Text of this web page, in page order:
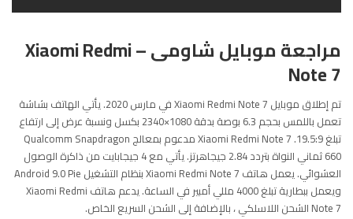
مراجعة موبايل شاومى – Xiaomi Redmi
Note 7
تم إطلاق موبايل Xiaomi Redmi Note 7 في مارس 2020. يأتي الهاتف بشاشة
تعمل باللمس بحجم 6.3 بوصة بدقة 1080×2340 بكسل ونسبة عرض إلى ارتفاع
تبلغ 19.5:9. Xiaomi Redmi Note 7 مدعوم بمعالج Qualcomm Snapdragon
660 ثماني النواة بتردد 2.84 جيجاهرتز. يأتي مع 4 جيجابايت من ذاكرة الوصول
العشوائي. يعمل هاتف Xiaomi Redmi Note 7 بنظام التشغيل Android 9.0 Pie
ويعمل ببطارية تبلغ 4000 مللي أمبير في الساعة. يدعم هاتف Xiaomi Redmi
Note 7 الشحن اللاسلكي ، بالإضافة إلى الشحن السريع الخاص.